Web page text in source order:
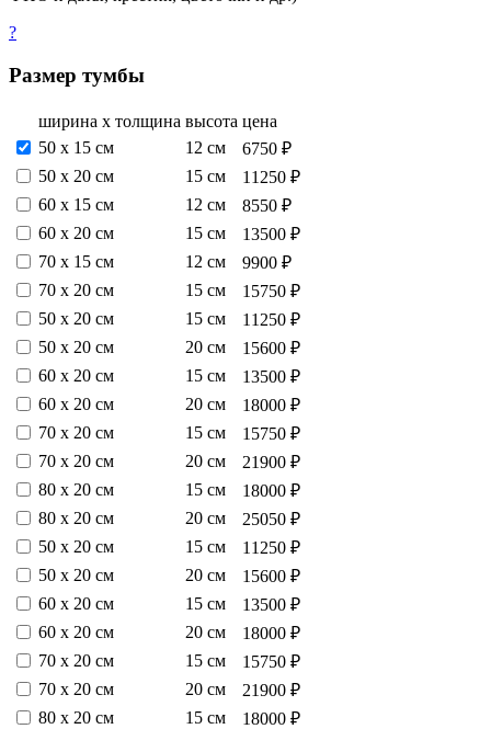
?
Размер тумбы
ширина х толщина высота цена
50 х 15 см
12 см
6750 ₽
50 х 20 см
15 см
11250 ₽
60 х 15 см
12 см
8550 ₽
60 х 20 см
15 см
13500 ₽
70 х 15 см
12 см
9900 ₽
70 х 20 см
15 см
15750 ₽
50 х 20 см
15 см
11250 ₽
50 х 20 см
20 см
15600 ₽
60 х 20 см
15 см
13500 ₽
60 х 20 см
20 см
18000 ₽
70 х 20 см
15 см
15750 ₽
70 х 20 см
20 см
21900 ₽
80 х 20 см
15 см
18000 ₽
80 х 20 см
20 см
25050 ₽
50 х 20 см
15 см
11250 ₽
50 х 20 см
20 см
15600 ₽
60 х 20 см
15 см
13500 ₽
60 х 20 см
20 см
18000 ₽
70 х 20 см
15 см
15750 ₽
70 х 20 см
20 см
21900 ₽
80 х 20 см
15 см
18000 ₽